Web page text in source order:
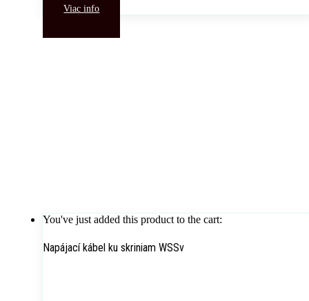
Viac info
You've just added this product to the cart:
Napájací kábel ku skriniam WSSv